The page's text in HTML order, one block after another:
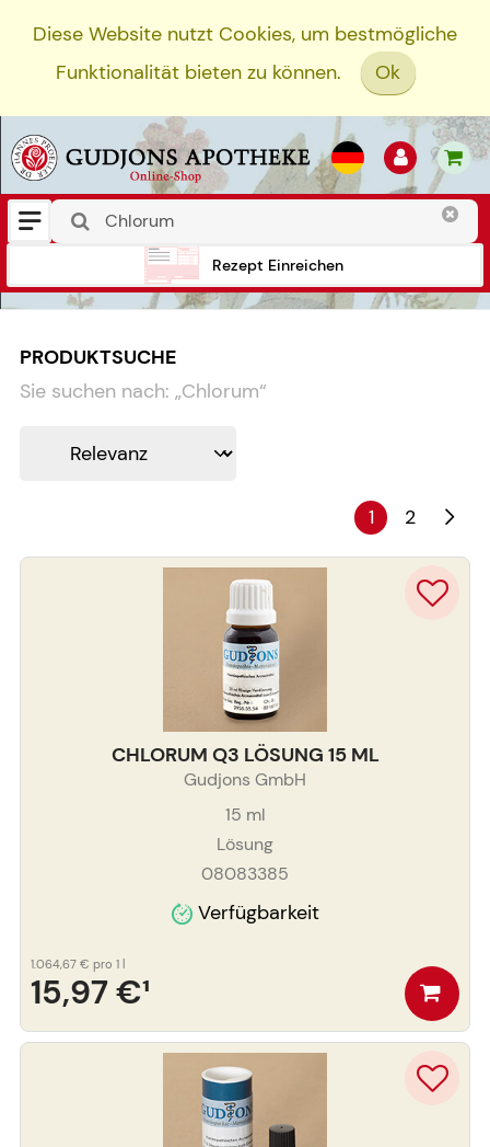
Diese Website nutzt Cookies, um bestmögliche
Funktionalität bieten zu können.
Ok
Rezept Einreichen
PRODUKTSUCHE
Sie suchen nach: „Chlorum“
1 2
CHLORUM Q3 LÖSUNG 15 ML
Gudjons GmbH
15 ml
Lösung
08083385
Verfügbarkeit
15,97 €¹
1.064,67 € pro 1 l